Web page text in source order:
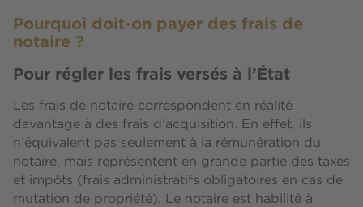
Pourquoi doit-on payer des frais de
notaire ?
Pour régler les frais versés à l’État
Les frais de notaire correspondent en réalité
davantage à des frais d’acquisition. En effet, ils
n’équivalent pas seulement à la rémunération du
notaire, mais représentent en grande partie des taxes
et impôts (frais administratifs obligatoires en cas de
mutation de propriété). Le notaire est habilité à